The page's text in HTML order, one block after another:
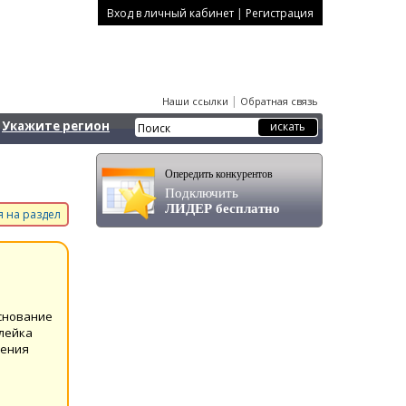
Вход в личный кабинет | Регистрация
Наши ссылки | Обратная связь
Укажите регион
на раздел
Опередить конкурентов
Подключить
ЛИДЕР бесплатно